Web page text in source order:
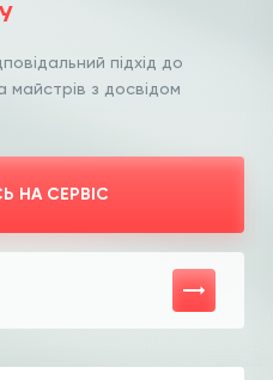
підхід до
майстрів з досвідом
НА СЕРВІС